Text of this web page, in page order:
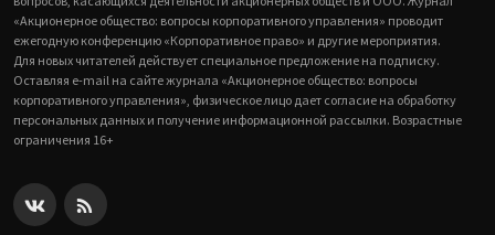
«Акционерное общество: вопросы корпоративного управления» проводит
ежегодную конференцию «Корпоративное право» и другие мероприятия.
Для новых читателей действует специальное предложение на подписку.
Оставляя e-mail на сайте журнала «Акционерное общество: вопросы
корпоративного управления», физическое лицо дает согласие на обработку
персональных данных и получение информационной рассылки. Возрастные
ограничения 16+